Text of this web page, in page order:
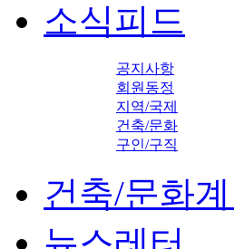
소식피드
공지사항
회원동정
지역/국제
건축/문화
구인/구직
건축/문화